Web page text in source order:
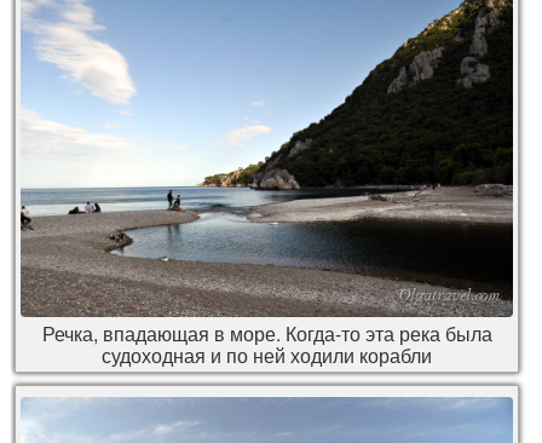
Речка, впадающая в море. Когда-то эта река была
судоходная и по ней ходили корабли